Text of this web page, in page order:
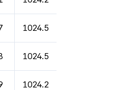
1024.5
1024.5
1024.2